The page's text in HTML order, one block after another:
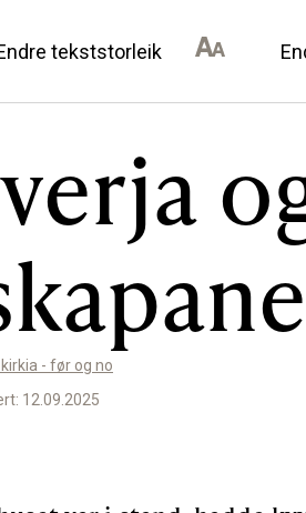
tekststorleik
OM ULSTEIN
Om oss
- før og no
12.09.2025